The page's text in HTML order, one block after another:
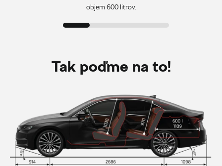
objem 600 litrov.
Tak poďme na to!